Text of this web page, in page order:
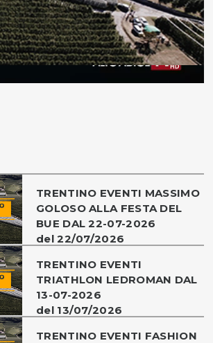
TRENTINO EVENTI MASSIMO
GOLOSO ALLA FESTA DEL
BUE DAL 22-07-2026
del 22/07/2026
TRENTINO EVENTI
TRIATHLON LEDROMAN DAL
13-07-2026
del 13/07/2026
TRENTINO EVENTI FASHION